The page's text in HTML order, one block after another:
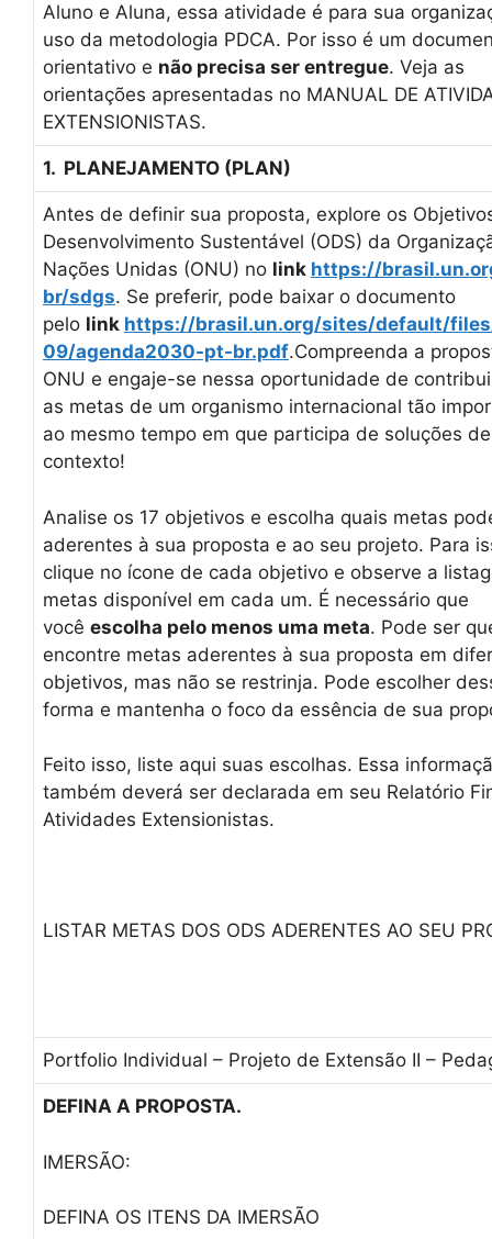
Aluno e Aluna, essa atividade é para sua
uso da metodologia PDCA. Por isso é um
orientativo e não precisa ser entregue. Veja as
orientações apresentadas no MANUAL DE
EXTENSIONISTAS.
1. PLANEJAMENTO (PLAN)
Antes de definir sua proposta, explore os
Desenvolvimento Sustentável (ODS) da
Nações Unidas (ONU) no link https://
br/sdgs. Se preferir, pode baixar o documento
pelo link https://brasil.un.org/sites/default/
09/agenda2030-pt-br.pdf.Compreenda a
ONU e engaje-se nessa oportunidade de
as metas de um organismo internacional tão
ao mesmo tempo em que participa de soluções
contexto!
Analise os 17 objetivos e escolha quais metas
aderentes à sua proposta e ao seu projeto. Para
clique no ícone de cada objetivo e observe a
metas disponível em cada um. É necessário que
você escolha pelo menos uma meta. Pode ser
encontre metas aderentes à sua proposta em
objetivos, mas não se restrinja. Pode escolher
forma e mantenha o foco da essência de sua
Feito isso, liste aqui suas escolhas. Essa
também deverá ser declarada em seu Relatório
Atividades Extensionistas.
LISTAR METAS DOS ODS ADERENTES AO SEU
Portfolio Individual – Projeto de Extensão II –
DEFINA A PROPOSTA.
IMERSÃO:
DEFINA OS ITENS DA IMERSÃO